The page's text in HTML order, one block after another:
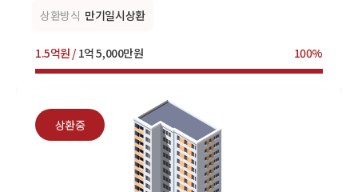
상환방식 만기일시상환
1.5억원 / 1억 5,000만원 100%
상환중